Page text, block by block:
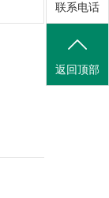
联系电话
返回顶部